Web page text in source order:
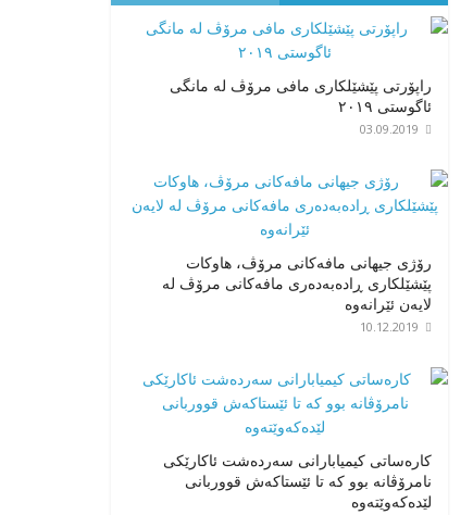
راپۆرتی پێشێلكاری مافی مرۆڤ له‌ مانگی
ئاگوستی ٢٠١٩
03.09.2019
رۆژی جیهانی مافەکانی مرۆڤ، هاوکات
پێشێلکاری ڕادەبەدەری مافەکانی مرۆڤ لە
لایەن ئێرانەوە
10.12.2019
کارەساتی کیمیابارانی سەردەشت ئاکارێکی
نامرۆڤانە بوو کە تا ئێستاکەش قووربانی
لێدەکەوێتەوە